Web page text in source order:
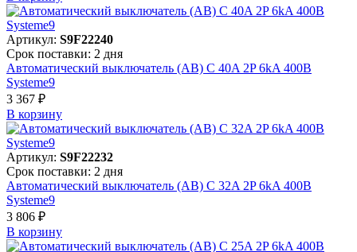
Артикул: S9F22240
Срок поставки: 2 дня
Автоматический выключатель (АВ) C 40A 2P 6kA 400В
Systeme9
3 367 ₽
В корзинy
Артикул: S9F22232
Срок поставки: 2 дня
Автоматический выключатель (АВ) C 32A 2P 6kA 400В
Systeme9
3 806 ₽
В корзинy